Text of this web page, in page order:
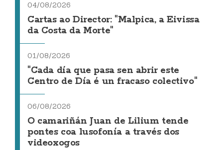
04/08/2026
Cartas ao Director: "Malpica, a Eivissa
da Costa da Morte"
01/08/2026
"Cada día que pasa sen abrir este
Centro de Día é un fracaso colectivo"
06/08/2026
O camariñán Juan de Lilium tende
pontes coa lusofonía a través dos
videoxogos